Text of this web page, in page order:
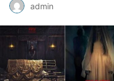
admin